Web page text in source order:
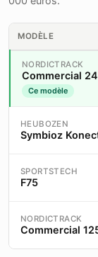
MODÈLE
NORDICTRACK
Commercial
Ce modèle
HEUBOZEN
Symbioz
SPORTSTECH
F75
NORDICTRACK
Commercial